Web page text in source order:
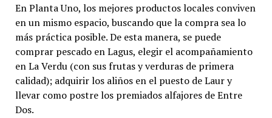
En Planta Uno, los mejores productos locales conviven
en un mismo espacio, buscando que la compra sea lo
más práctica posible. De esta manera, se puede
comprar pescado en Lagus, elegir el acompañamiento
en La Verdu (con sus frutas y verduras de primera
calidad); adquirir los aliños en el puesto de Laur y
llevar como postre los premiados alfajores de Entre
Dos.